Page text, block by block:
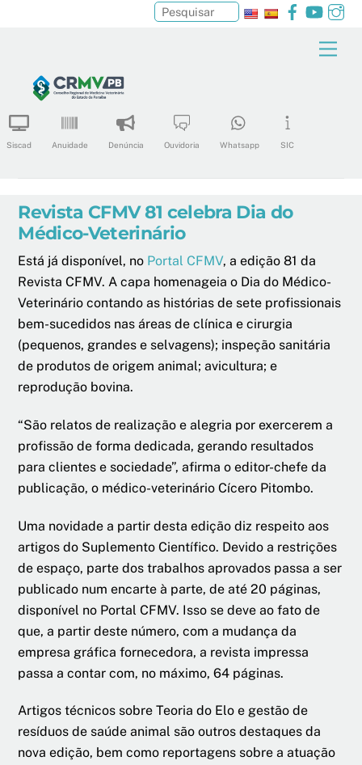
content
Facebook
Siscad Anuidade Denúncia Ouvidoria Whatsapp SIC
Pesquisar
Revista CFMV 81 celebra Dia do
Médico-Veterinário
Está já disponível, no Portal CFMV, a edição 81 da
Revista CFMV. A capa homenageia o Dia do Médico-
Veterinário contando as histórias de sete profissionais
bem-sucedidos nas áreas de clínica e cirurgia
(pequenos, grandes e selvagens); inspeção sanitária
de produtos de origem animal; avicultura; e
reprodução bovina.
“São relatos de realização e alegria por exercerem a
profissão de forma dedicada, gerando resultados
para clientes e sociedade”, afirma o editor-chefe da
publicação, o médico-veterinário Cícero Pitombo.
Uma novidade a partir desta edição diz respeito aos
artigos do Suplemento Científico. Devido a restrições
de espaço, parte dos trabalhos aprovados passa a ser
publicado num encarte à parte, de até 20 páginas,
disponível no Portal CFMV. Isso se deve ao fato de
que, a partir deste número, com a mudança da
empresa gráfica fornecedora, a revista impressa
passa a contar com, no máximo, 64 páginas.
Artigos técnicos sobre Teoria do Elo e gestão de
resíduos de saúde animal são outros destaques da
nova edição, bem como reportagens sobre a atuação